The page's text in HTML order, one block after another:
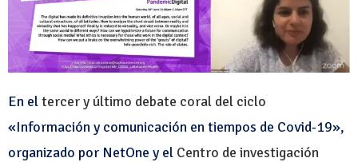
En eltercer y último debate coral del ciclo
«Información y comunicación en tiempos de Covid-19»,
organizado por NetOne y el Centro de investigación